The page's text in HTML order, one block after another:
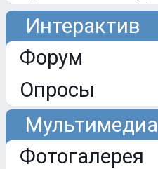
Интерактив
Форум
Опросы
Мультимедиа
Фотогалерея